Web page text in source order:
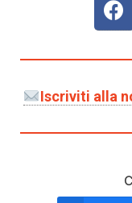
Iscriviti alla